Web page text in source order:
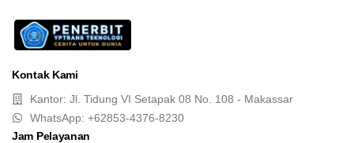
Kontak Kami
Kantor: Jl. Tidung VI Setapak 08 No. 108 - Makassar
WhatsApp: +62853-4376-8230
Jam Pelayanan